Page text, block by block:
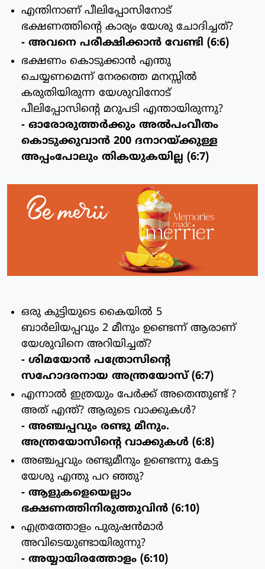
എന്തിനാണ് പീലിപ്പോസിനോട്
ഭക്ഷണത്തിന്റെ കാര്യം യേശു ചോദിച്ചത്?
- അവനെ പരീക്ഷിക്കാന്‍ വേണ്ടി (6:6)
ഭക്ഷണം കൊടുക്കാന്‍ എന്തു
ചെയ്യണമെന്ന് നേരത്തെ മനസ്സില്‍
കരുതിയിരുന്ന യേശുവിനോട്
പീലിപ്പോസിന്റെ മറുപടി എന്തായിരുന്നു?
- ഓരോരുത്തര്‍ക്കും അല്‍പംവീതം
കൊടുക്കുവാന്‍ 200 ദനാറയ്ക്കുള്ള
അപ്പംപോലും തികയുകയില്ല (6:7)
ഒരു കുട്ടിയുടെ കൈയില്‍ 5
ബാര്‍ലിയപ്പവും 2 മീനും ഉണ്ടെന്ന് ആരാണ്
യേശുവിനെ അറിയിച്ചത്?
- ശിമയോന്‍ പത്രോസിന്റെ
സഹോദരനായ അന്ത്രയോസ് (6:7)
എന്നാല്‍ ഇത്രയും പേര്‍ക്ക് അതെന്തുണ്ട് ?
അത് എന്ത്? ആരുടെ വാക്കുകള്‍?
- അഞ്ചപ്പവും രണ്ടു മീനും.
അന്ത്രയോസിന്റെ വാക്കുകള്‍ (6:8)
അഞ്ചപ്പവും രണ്ടുമീനും ഉണ്ടെന്നു കേട്ട
യേശു എന്തു പറ ഞ്ഞു?
- ആളുകളെയെല്ലാം
ഭക്ഷണത്തിനിരുത്തുവിന്‍ (6:10)
എത്രത്തോളം പുരുഷന്‍മാര്‍
അവിടെയുണ്ടായിരുന്നു?
- അയ്യായിരത്തോളം (6:10)